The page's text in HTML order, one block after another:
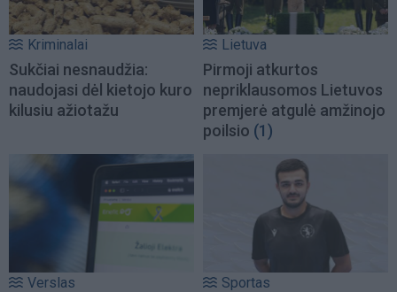
Kriminalai
Sukčiai nesnaudžia:
naudojasi dėl kietojo kuro
kilusiu ažiotažu
Lietuva
Pirmoji atkurtos
nepriklausomos Lietuvos
premjerė atgulė amžinojo
poilsio (1)
Verslas Sportas